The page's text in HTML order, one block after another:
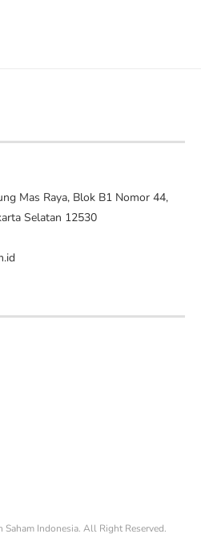
Mas Raya, Blok B1 Nomor 44,
Selatan 12530
Indonesia. All Right Reserved.